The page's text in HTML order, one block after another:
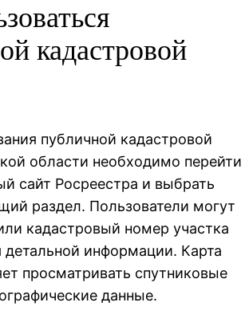
кадастровой
публичной кадастровой
области необходимо перейти
сайт Росреестра и выбрать
раздел. Пользователи могут
кадастровый номер участка
детальной информации. Карта
просматривать спутниковые
данные.